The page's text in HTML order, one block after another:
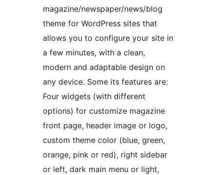
magazine/newspaper/news/blog
theme for WordPress sites that
allows you to configure your site in
a few minutes, with a clean,
modern and adaptable design on
any device. Some its features are:
Four widgets (with different
options) for customize magazine
front page, header image or logo,
custom theme color (blue, green,
orange, pink or red), right sidebar
or left, dark main menu or light,